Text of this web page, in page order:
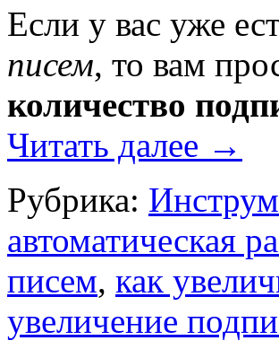
Если у вас уже
писем, то вам
количество
Читать далее →
Рубрика:
автоматическая
писем, как
увеличение